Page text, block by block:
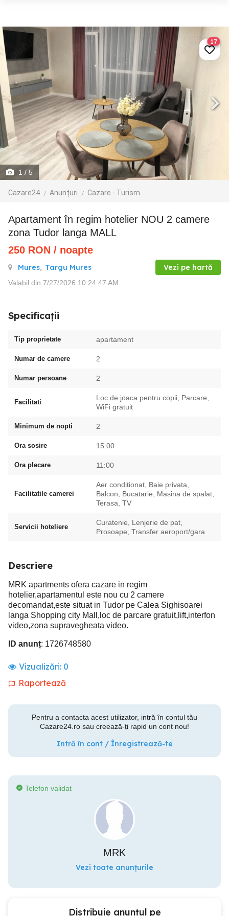
1 / 5
Cazare24 Anunțuri Cazare - Turism
17
Apartament în regim hotelier NOU 2 camere
zona Tudor langa MALL
250 RON / noapte
Mures, Targu Mures Vezi pe hartă
Valabil din 7/27/2026 10:24:47 AM
Specificații
Tip proprietate apartament
Numar de camere 2
Numar persoane 2
Facilitati
Loc de joaca pentru copii, Parcare,
WiFi gratuit
Minimum de nopti 2
Ora sosire 15:00
Ora plecare 11:00
Facilitatile camerei
Aer conditionat, Baie privata,
Balcon, Bucatarie, Masina de spalat,
Terasa, TV
Servicii hoteliere
Curatenie, Lenjerie de pat,
Prosoape, Transfer aeroport/gara
Descriere
MRK apartments ofera cazare in regim
hotelier,apartamentul este nou cu 2 camere
decomandat,este situat in Tudor pe Calea Sighisoarei
langa Shopping city Mall,loc de parcare gratuit,lift,interfon
video,zona supravegheata video.
ID anunț: 1726748580
Vizualizări: 0
Raportează
Pentru a contacta acest utilizator, intră în contul tău
Cazare24.ro sau creează-ți rapid un cont nou!
Intră în cont / Înregistrează-te
Telefon validat
MRK
Vezi toate anunțurile
Distribuie anunțul pe